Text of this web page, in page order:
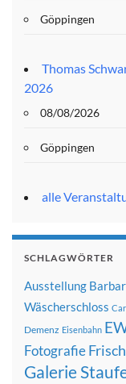
Göppingen
Thomas
2026
08/08/2026
Göppingen
alle
SCHLAGWÖRTER
Ausstellung
Wäscherschloss
Demenz Eisenbahn
Fotografie
Galerie